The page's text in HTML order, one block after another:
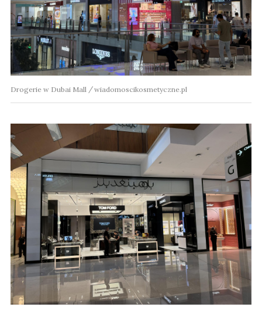
Drogerie w Dubai Mall wiadomoscikosmetyczne.pl